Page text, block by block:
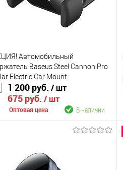
Автомобильный
Baseus Steel Cannon Pro
Electric Car Mount
с солнечной батарей
1 200 руб. / шт
675 руб. / шт
Оптовая цена В наличии
К сравнению